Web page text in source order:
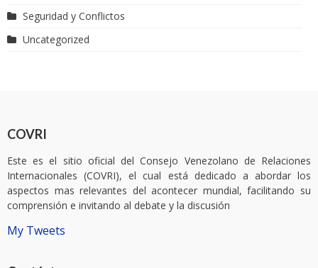
Seguridad y Conflictos
Uncategorized
COVRI
Este es el sitio oficial del Consejo Venezolano de Relaciones
Internacionales (COVRI), el cual está dedicado a abordar los
aspectos mas relevantes del acontecer mundial, facilitando su
comprensión e invitando al debate y la discusión
My Tweets